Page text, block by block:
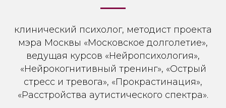
клинический психолог, методист проекта
мэра Москвы «Московское долголетие»,
ведущая курсов «Нейропсихология»,
«Нейрокогнитивный тренинг», «Острый
стресс и тревога», «Прокрастинация»,
«Расстройства аутистического спектра».